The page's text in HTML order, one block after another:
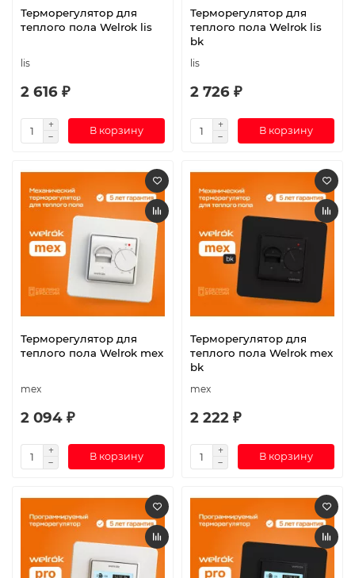
Терморегулятор для
теплого пола Welrok lis
lis
2 616 ₽
В корзину
Терморегулятор для
теплого пола Welrok lis
bk
lis
2 726 ₽
В корзину
Терморегулятор для
теплого пола Welrok mex
mex
2 094 ₽
В корзину
Терморегулятор для
теплого пола Welrok mex
bk
mex
2 222 ₽
В корзину